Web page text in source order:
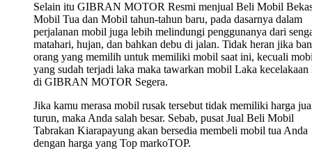
Selain itu GIBRAN MOTOR Resmi menjual Beli Mobil
Mobil Tua dan Mobil tahun-tahun baru, pada dasarnya dalam
perjalanan mobil juga lebih melindungi penggunanya dari
matahari, hujan, dan bahkan debu di jalan. Tidak heran jika
orang yang memilih untuk memiliki mobil saat ini, kecuali
yang sudah terjadi laka maka tawarkan mobil Laka kecelakaan
di GIBRAN MOTOR Segera.
Jika kamu merasa mobil rusak tersebut tidak memiliki harga
turun, maka Anda salah besar. Sebab, pusat Jual Beli Mobil
Tabrakan Kiarapayung akan bersedia membeli mobil tua Anda
dengan harga yang Top markoTOP.